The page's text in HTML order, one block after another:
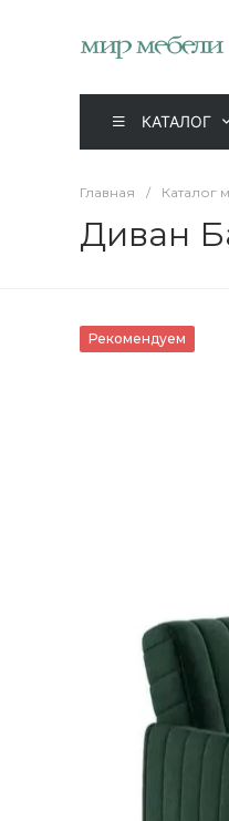
КАТАЛОГ
Главная / Каталог
Диван
Рекомендуем